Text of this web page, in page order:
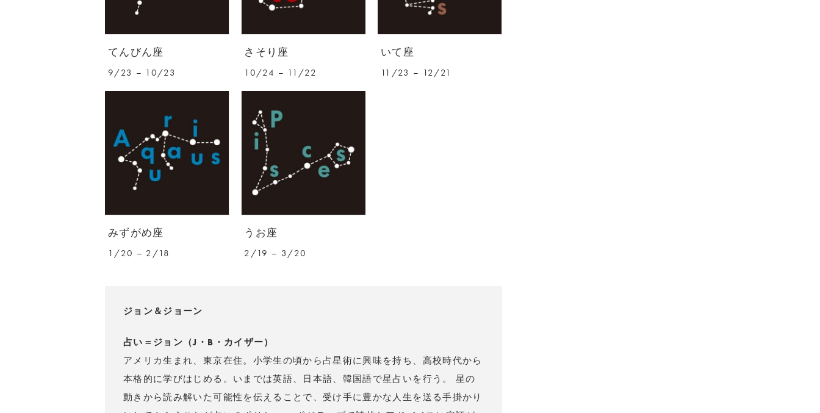
てんびん座
9/23 – 10/23
さそり座
10/24 – 11/22
いて座
11/23 – 12/21
みずがめ座
1/20 – 2/18
うお座
2/19 – 3/20
ジョン＆ジョーン
占い＝ジョン（J・B・カイザー）
アメリカ生まれ、東京在住。小学生の頃から占星術に興味を持ち、高校時代から
本格的に学びはじめる。いまでは英語、日本語、韓国語で星占いを行う。 星の
動きから読み解いた可能性を伝えることで、受け手に豊かな人生を送る手掛かり